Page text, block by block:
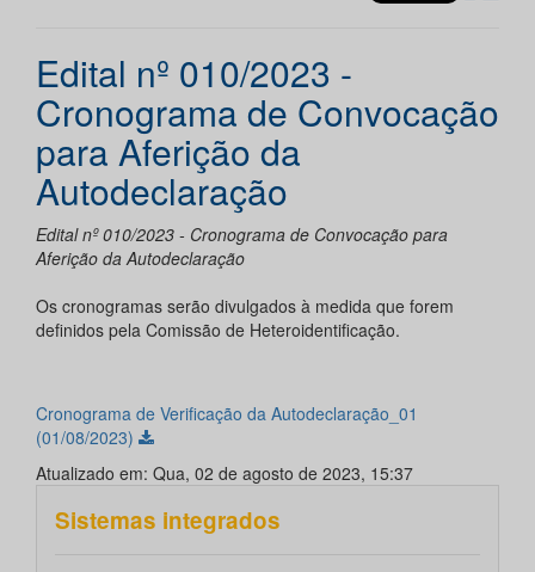
Edital nº 010/2023 -
Cronograma de Convocação
para Aferição da
Autodeclaração
Edital nº 010/2023 - Cronograma de Convocação para
Aferição da Autodeclaração
Os cronogramas serão divulgados à medida que forem
definidos pela Comissão de Heteroidentificação.
Cronograma de Verificação da Autodeclaração_01
(01/08/2023)
Atualizado em: Qua, 02 de agosto de 2023, 15:37
Sistemas integrados